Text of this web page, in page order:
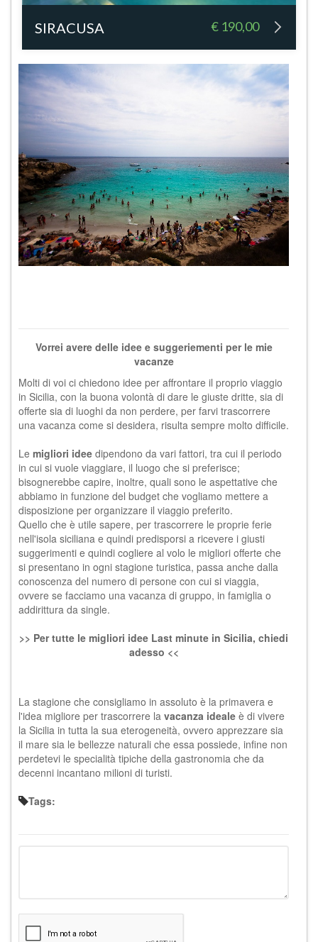
SIRACUSA € 190,00
Vorrei avere delle idee e suggeriementi per le mie
vacanze
Molti di voi ci chiedono idee per affrontare il proprio viaggio
in Sicilia, con la buona volontà di dare le giuste dritte, sia di
offerte sia di luoghi da non perdere, per farvi trascorrere
una vacanza come si desidera, risulta sempre molto difficile.
Le migliori idee dipendono da vari fattori, tra cui il periodo
in cui si vuole viaggiare, il luogo che si preferisce;
bisognerebbe capire, inoltre, quali sono le aspettative che
abbiamo in funzione del budget che vogliamo mettere a
disposizione per organizzare il viaggio preferito.
Quello che è utile sapere, per trascorrere le proprie ferie
nell'isola siciliana e quindi predisporsi a ricevere i giusti
suggerimenti e quindi cogliere al volo le migliori offerte che
si presentano in ogni stagione turistica, passa anche dalla
conoscenza del numero di persone con cui si viaggia,
ovvere se facciamo una vacanza di gruppo, in famiglia o
addirittura da single.
>> Per tutte le migliori idee Last minute in Sicilia, chiedi
adesso <<
La stagione che consigliamo in assoluto è la primavera e
l'idea migliore per trascorrere la vacanza ideale è di vivere
la Sicilia in tutta la sua eterogeneità, ovvero apprezzare sia
il mare sia le bellezze naturali che essa possiede, infine non
perdetevi le specialità tipiche della gastronomia che da
decenni incantano milioni di turisti.
Tags: